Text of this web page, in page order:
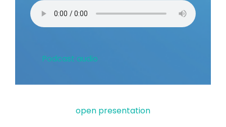
Podcast audio
open presentation